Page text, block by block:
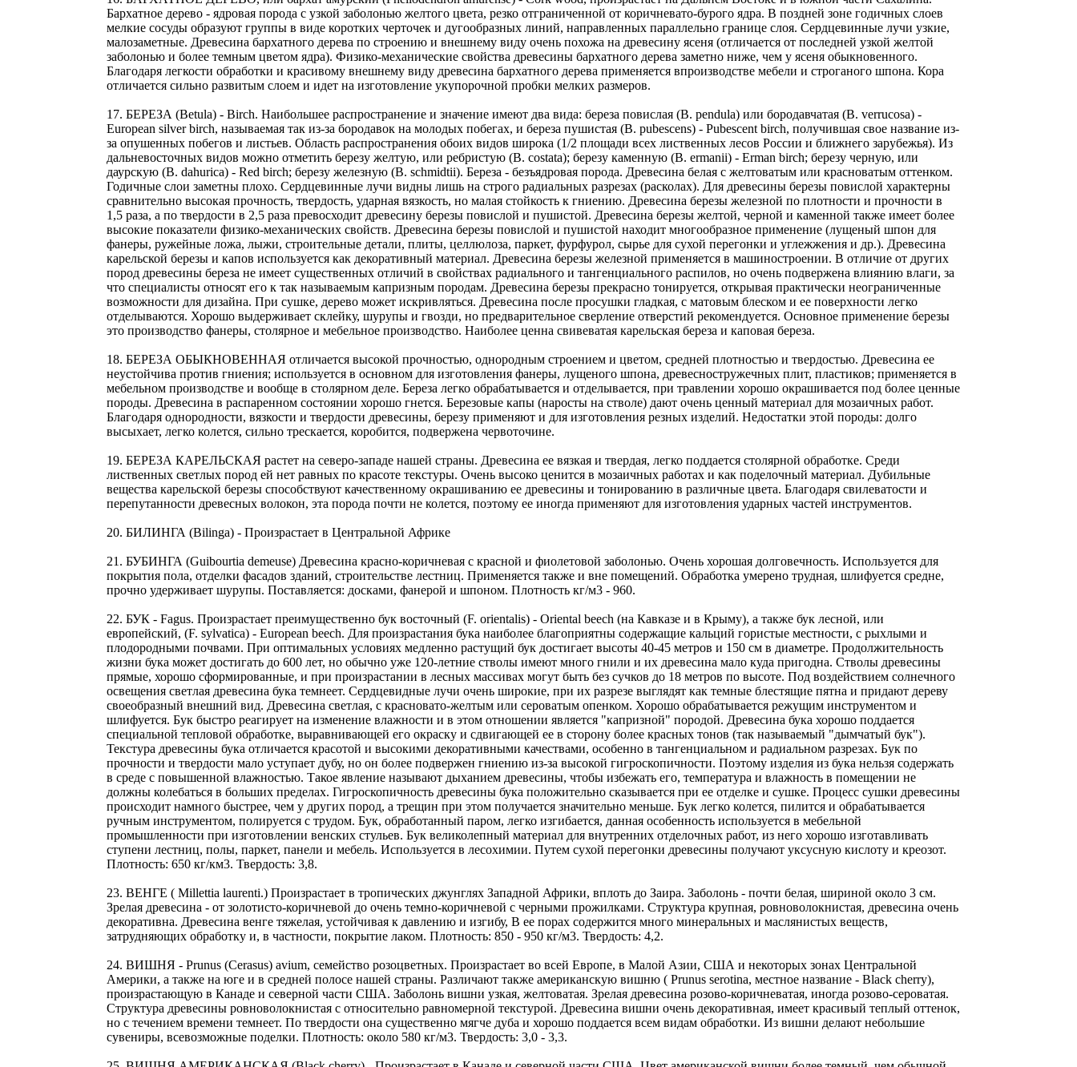
Бархатное дерево - ядровая порода с узкой заболонью желтого цвета, резко отграниченной от коричневато-бурого ядра. В поздней зоне годичных слоев
мелкие сосуды образуют группы в виде коротких черточек и дугообразных линий, направленных параллельно границе слоя. Сердцевинные лучи узкие,
малозаметные. Древесина бархатного дерева по строению и внешнему виду очень похожа на древесину ясеня (отличается от последней узкой желтой
заболонью и более темным цветом ядра). Физико-механические свойства древесины бархатного дерева заметно ниже, чем у ясеня обыкновенного.
Благодаря легкости обработки и красивому внешнему виду древесина бархатного дерева применяется впроизводстве мебели и строганого шпона. Кора
отличается сильно развитым слоем и идет на изготовление укупорочной пробки мелких размеров.
17. БЕРЕЗА (Betula) - Birch. Наибольшее распространение и значение имеют два вида: береза повислая (B. pendula) или бородавчатая (B. verrucosa) -
European silver birch, называемая так из-за бородавок на молодых побегах, и береза пушистая (B. pubescens) - Pubescent birch, получившая свое название из-
за опушенных побегов и листьев. Область распространения обоих видов широка (1/2 площади всех лиственных лесов России и ближнего зарубежья). Из
дальневосточных видов можно отметить березу желтую, или ребристую (B. costata); березу каменную (B. ermanii) - Erman birch; березу черную, или
даурскую (B. dahurica) - Red birch; березу железную (B. schmidtii). Береза - безъядровая порода. Древесина белая с желтоватым или красноватым оттенком.
Годичные слои заметны плохо. Сердцевинные лучи видны лишь на строго радиальных разрезах (расколах). Для древесины березы повислой характерны
сравнительно высокая прочность, твердость, ударная вязкость, но малая стойкость к гниению. Древесина березы железной по плотности и прочности в
1,5 раза, а по твердости в 2,5 раза превосходит древесину березы повислой и пушистой. Древесина березы желтой, черной и каменной также имеет более
высокие показатели физико-механических свойств. Древесина березы повислой и пушистой находит многообразное применение (лущеный шпон для
фанеры, ружейные ложа, лыжи, строительные детали, плиты, целлюлоза, паркет, фурфурол, сырье для сухой перегонки и углежжения и др.). Древесина
карельской березы и капов используется как декоративный материал. Древесина березы железной применяется в машиностроении. В отличие от других
пород древесины береза не имеет существенных отличий в свойствах радиального и тангенциального распилов, но очень подвержена влиянию влаги, за
что специалисты относят его к так называемым капризным породам. Древесина березы прекрасно тонируется, открывая практически неограниченные
возможности для дизайна. При сушке, дерево может искривляться. Древесина после просушки гладкая, с матовым блеском и ее поверхности легко
отделываются. Хорошо выдерживает склейку, шурупы и гвозди, но предварительное сверление отверстий рекомендуется. Основное применение березы
это производство фанеры, столярное и мебельное производство. Наиболее ценна свивеватая карельская береза и каповая береза.
18. БЕРЕЗА ОБЫКНОВЕННАЯ отличается высокой прочностью, однородным строением и цветом, средней плотностью и твердостью. Древесина ее
неустойчива против гниения; используется в основном для изготовления фанеры, лущеного шпона, древесностружечных плит, пластиков; применяется в
мебельном производстве и вообще в столярном деле. Береза легко обрабатывается и отделывается, при травлении хорошо окрашивается под более ценные
породы. Древесина в распаренном состоянии хорошо гнется. Березовые капы (наросты на стволе) дают очень ценный материал для мозаичных работ.
Благодаря однородности, вязкости и твердости древесины, березу применяют и для изготовления резных изделий. Недостатки этой породы: долго
высыхает, легко колется, сильно трескается, коробится, подвержена червоточине.
19. БЕРЕЗА КАРЕЛЬСКАЯ растет на северо-западе нашей страны. Древесина ее вязкая и твердая, легко поддается столярной обработке. Среди
лиственных светлых пород ей нет равных по красоте текстуры. Очень высоко ценится в мозаичных работах и как поделочный материал. Дубильные
вещества карельской березы способствуют качественному окрашиванию ее древесины и тонированию в различные цвета. Благодаря свилеватости и
перепутанности древесных волокон, эта порода почти не колется, поэтому ее иногда применяют для изготовления ударных частей инструментов.
20. БИЛИНГА (Bilinga) - Произрастает в Центральной Африке
21. БУБИНГА (Guibourtia demeuse) Древесина красно-коричневая с красной и фиолетовой заболонью. Очень хорошая долговечность. Используется для
покрытия пола, отделки фасадов зданий, строительстве лестниц. Применяется также и вне помещений. Обработка умерено трудная, шлифуется средне,
прочно удерживает шурупы. Поставляется: досками, фанерой и шпоном. Плотность кг/м3 - 960.
22. БУК - Fagus. Произрастает преимущественно бук восточный (F. orientalis) - Oriental beech (на Кавказе и в Крыму), а также бук лесной, или
европейский, (F. sylvatica) - European beech. Для произрастания бука наиболее благоприятны содержащие кальций гористые местности, с рыхлыми и
плодородными почвами. При оптимальных условиях медленно растущий бук достигает высоты 40-45 метров и 150 см в диаметре. Продолжительность
жизни бука может достигать до 600 лет, но обычно уже 120-летние стволы имеют много гнили и их древесина мало куда пригодна. Стволы древесины
прямые, хорошо сформированные, и при произрастании в лесных массивах могут быть без сучков до 18 метров по высоте. Под воздействием солнечного
освещения светлая древесина бука темнеет. Сердцевидные лучи очень широкие, при их разрезе выглядят как темные блестящие пятна и придают дереву
своеобразный внешний вид. Древесина светлая, с красновато-желтым или сероватым опенком. Хорошо обрабатывается режущим инструментом и
шлифуется. Бук быстро реагирует на изменение влажности и в этом отношении является "капризной" породой. Древесина бука хорошо поддается
специальной тепловой обработке, выравнивающей его окраску и сдвигающей ее в сторону более красных тонов (так называемый "дымчатый бук").
Текстура древесины бука отличается красотой и высокими декоративными качествами, особенно в тангенциальном и радиальном разрезах. Бук по
прочности и твердости мало уступает дубу, но он более подвержен гниению из-за высокой гигроскопичности. Поэтому изделия из бука нельзя содержать
в среде с повышенной влажностью. Такое явление называют дыханием древесины, чтобы избежать его, температура и влажность в помещении не
должны колебаться в больших пределах. Гигроскопичность древесины бука положительно сказывается при ее отделке и сушке. Процесс сушки древесины
происходит намного быстрее, чем у других пород, а трещин при этом получается значительно меньше. Бук легко колется, пилится и обрабатывается
ручным инструментом, полируется с трудом. Бук, обработанный паром, легко изгибается, данная особенность используется в мебельной
промышленности при изготовлении венских стульев. Бук великолепный материал для внутренних отделочных работ, из него хорошо изготавливать
ступени лестниц, полы, паркет, панели и мебель. Используется в лесохимии. Путем сухой перегонки древесины получают уксусную кислоту и креозот.
Плотность: 650 кг/км3. Твердость: 3,8.
23. ВЕНГЕ ( Millettia laurenti.) Произрастает в тропических джунглях Западной Африки, вплоть до Заира. Заболонь - почти белая, шириной около 3 см.
Зрелая древесина - от золотисто-коричневой до очень темно-коричневой с черными прожилками. Структура крупная, ровноволокнистая, древесина очень
декоративна. Древесина венге тяжелая, устойчивая к давлению и изгибу, В ее порах содержится много минеральных и маслянистых веществ,
затрудняющих обработку и, в частности, покрытие лаком. Плотность: 850 - 950 кг/м3. Твердость: 4,2.
24. ВИШНЯ - Prunus (Cerasus) avium, семейство розоцветных. Произрастает во всей Европе, в Малой Азии, США и некоторых зонах Центральной
Америки, а также на юге и в средней полосе нашей страны. Различают также американскую вишню ( Prunus serotina, местное название - Black cherry),
произрастающую в Канаде и северной части США. Заболонь вишни узкая, желтоватая. Зрелая древесина розово-коричневатая, иногда розово-сероватая.
Структура древесины ровноволокнистая с относительно равномерной текстурой. Древесина вишни очень декоративная, имеет красивый теплый оттенок,
но с течением времени темнеет. По твердости она существенно мягче дуба и хорошо поддается всем видам обработки. Из вишни делают небольшие
сувениры, всевозможные поделки. Плотность: около 580 кг/м3. Твердость: 3,0 - 3,3.